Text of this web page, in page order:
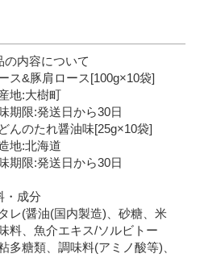
の内容について
ス&豚肩ロース[100g×10袋]
:大樹町
限:発送日から30日
んのたれ醤油味[25g×10袋]
:北海道
限:発送日から30日
・成分
レ(醤油(国内製造)、砂糖、米
料、魚介エキス/ソルビトー
多糖類、調味料(アミノ酸等)、